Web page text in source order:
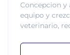
Concepcion y
equipo y
veterinario,